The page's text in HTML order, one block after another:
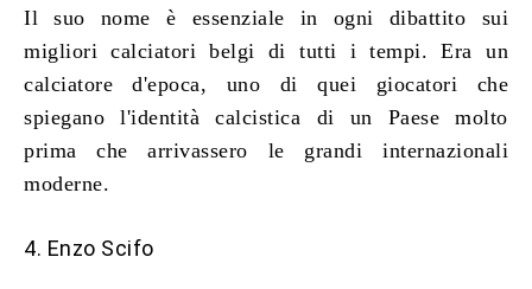
Il suo nome è essenziale in ogni dibattito sui
migliori calciatori belgi di tutti i tempi. Era un
calciatore d'epoca, uno di quei giocatori che
spiegano l'identità calcistica di un Paese molto
prima che arrivassero le grandi internazionali
moderne.
4. Enzo Scifo